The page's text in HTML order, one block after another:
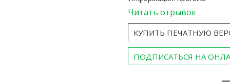
Читать отрывок
КУПИТЬ ПЕЧАТНУЮ
ПОДПИСАТЬСЯ НА